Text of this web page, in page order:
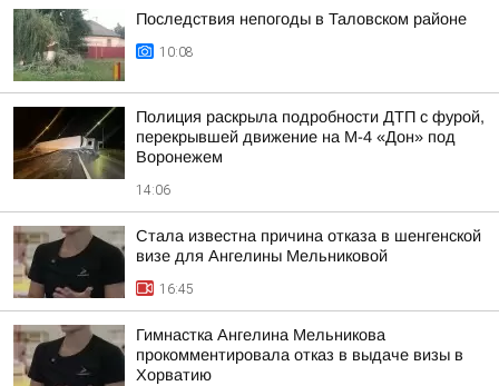
Последствия непогоды в Таловском районе
10:08
Полиция раскрыла подробности ДТП с фурой,
перекрывшей движение на М-4 «Дон» под
Воронежем
14:06
Стала известна причина отказа в шенгенской
визе для Ангелины Мельниковой
16:45
Гимнастка Ангелина Мельникова
прокомментировала отказ в выдаче визы в
Хорватию